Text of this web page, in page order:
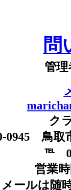
問
管
ク
0945 鳥取
℡
営業
メールは随